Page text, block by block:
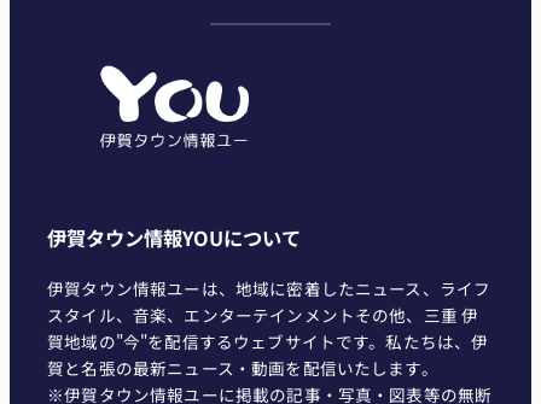
伊賀タウン情報YOUについて
伊賀タウン情報ユーは、地域に密着したニュース、ライフ
スタイル、音楽、エンターテインメントその他、三重 伊
賀地域の"今"を配信するウェブサイトです。私たちは、伊
賀と名張の最新ニュース・動画を配信いたします。
※伊賀タウン情報ユーに掲載の記事・写真・図表等の無断